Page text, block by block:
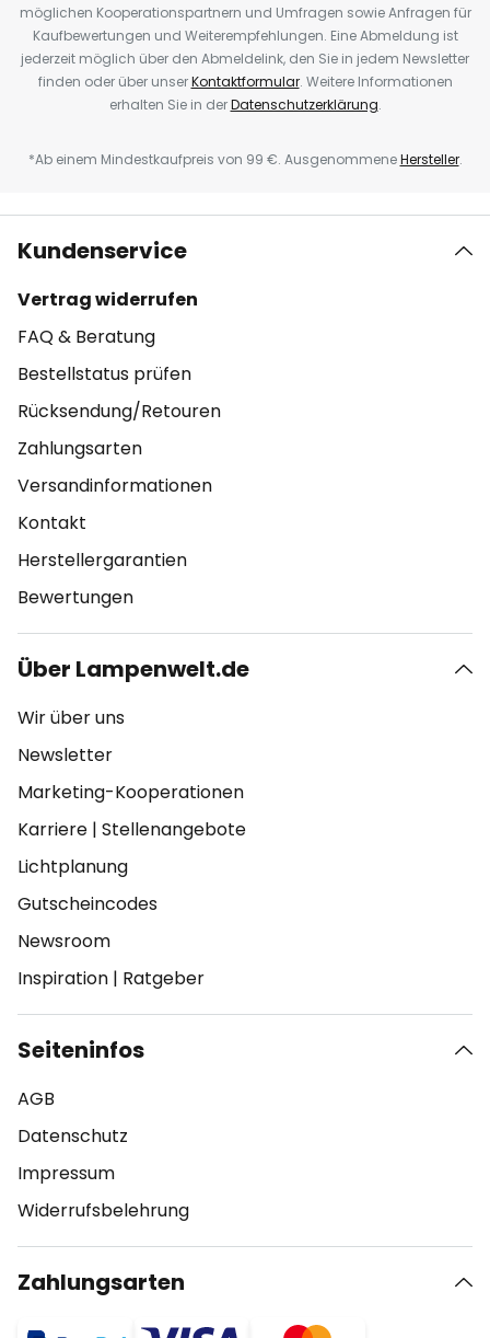
möglichen Kooperationspartnern und Umfragen sowie Anfragen für
Kaufbewertungen und Weiterempfehlungen. Eine Abmeldung ist
jederzeit möglich über den Abmeldelink, den Sie in jedem Newsletter
finden oder über unserKontaktformular. Weitere Informationen
erhalten Sie in derDatenschutzerklärung.
*Ab einem Mindestkaufpreis von 99 €. AusgenommeneHersteller.
Kundenservice
Vertrag widerrufen
FAQ & Beratung
Bestellstatus prüfen
Rücksendung/Retouren
Zahlungsarten
Versandinformationen
Kontakt
Herstellergarantien
Bewertungen
Über Lampenwelt.de
Wir über uns
Newsletter
Marketing-Kooperationen
Karriere | Stellenangebote
Lichtplanung
Gutscheincodes
Newsroom
Inspiration | Ratgeber
Seiteninfos
AGB
Datenschutz
Impressum
Widerrufsbelehrung
Zahlungsarten